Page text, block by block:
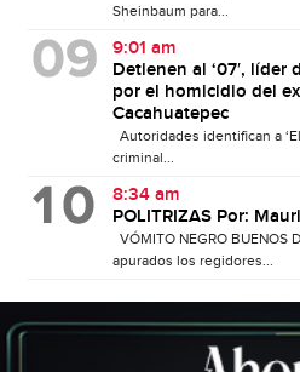
Sheinbaum para...
9:01 am
Detienen al ‘07′, líder
por el homicidio del
Cacahuatepec
Autoridades identifican a
criminal...
8:34 am
POLITRIZAS Por:
VÓMITO NEGRO BUENOS
apurados los regidores...